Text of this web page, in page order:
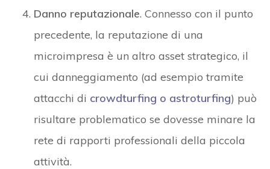
Danno reputazionale. Connesso con il punto
precedente, la reputazione di una
microimpresa è un altro asset strategico, il
cui danneggiamento (ad esempio tramite
attacchi di crowdturfing o astroturfing) può
risultare problematico se dovesse minare la
rete di rapporti professionali della piccola
attività.